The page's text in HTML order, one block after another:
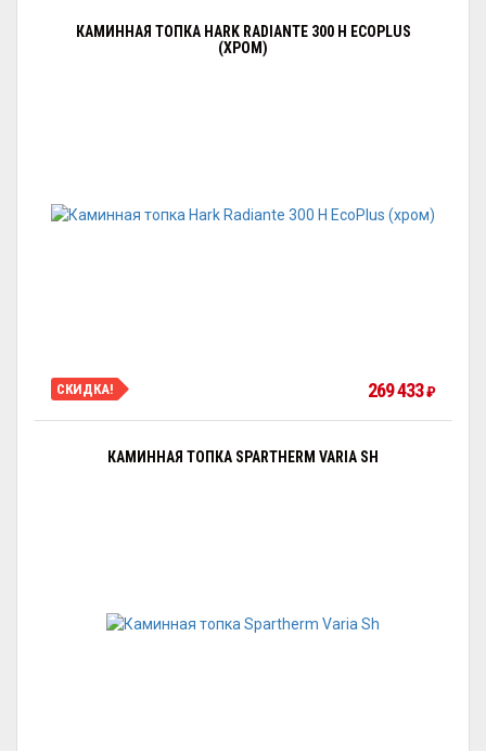
КАМИННАЯ ТОПКА HARK RADIANTE 300 H ECOPLUS
(ХРОМ)
СКИДКА! 269 433₽
КАМИННАЯ ТОПКА SPARTHERM VARIA SH